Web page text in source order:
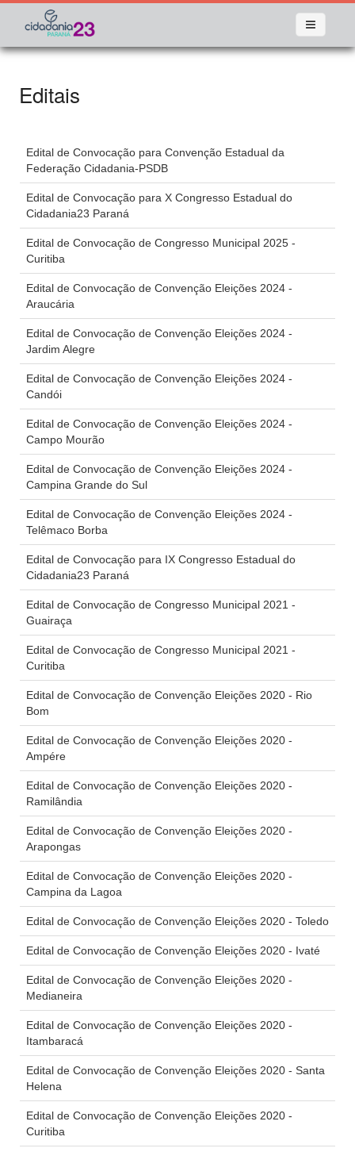
Editais
Edital de Convocação para Convenção Estadual da
Federação Cidadania-PSDB
Edital de Convocação para X Congresso Estadual do
Cidadania23 Paraná
Edital de Convocação de Congresso Municipal 2025 -
Curitiba
Edital de Convocação de Convenção Eleições 2024 -
Araucária
Edital de Convocação de Convenção Eleições 2024 -
Jardim Alegre
Edital de Convocação de Convenção Eleições 2024 -
Candói
Edital de Convocação de Convenção Eleições 2024 -
Campo Mourão
Edital de Convocação de Convenção Eleições 2024 -
Campina Grande do Sul
Edital de Convocação de Convenção Eleições 2024 -
Telêmaco Borba
Edital de Convocação para IX Congresso Estadual do
Cidadania23 Paraná
Edital de Convocação de Congresso Municipal 2021 -
Guairaça
Edital de Convocação de Congresso Municipal 2021 -
Curitiba
Edital de Convocação de Convenção Eleições 2020 - Rio
Bom
Edital de Convocação de Convenção Eleições 2020 -
Ampére
Edital de Convocação de Convenção Eleições 2020 -
Ramilândia
Edital de Convocação de Convenção Eleições 2020 -
Arapongas
Edital de Convocação de Convenção Eleições 2020 -
Campina da Lagoa
Edital de Convocação de Convenção Eleições 2020 - Toledo
Edital de Convocação de Convenção Eleições 2020 - Ivaté
Edital de Convocação de Convenção Eleições 2020 -
Medianeira
Edital de Convocação de Convenção Eleições 2020 -
Itambaracá
Edital de Convocação de Convenção Eleições 2020 - Santa
Helena
Edital de Convocação de Convenção Eleições 2020 -
Curitiba